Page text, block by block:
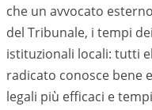
che un avvocato
del Tribunale, i tempi
istituzionali locali: tutti
radicato conosce bene
legali più efficaci e